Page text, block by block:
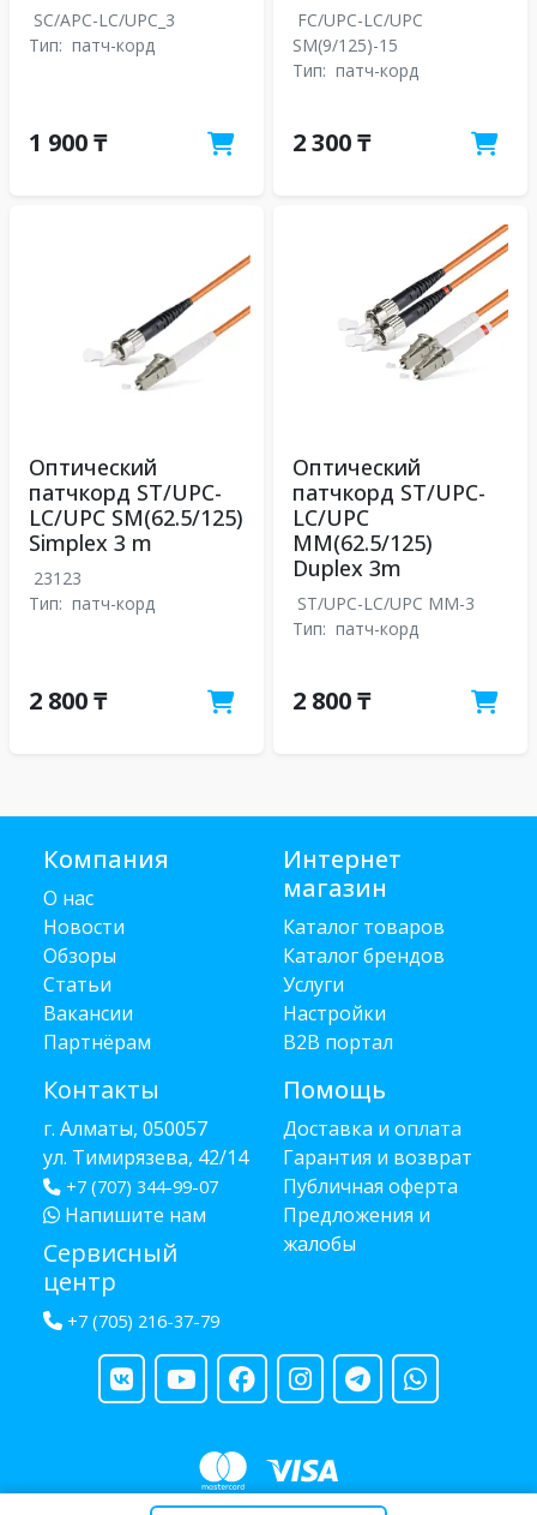
SC/APC-LC/UPC_3
Тип: патч-корд
1 900 ₸
FC/UPC-LC/UPC
SM(9/125)-15
Тип: патч-корд
2 300 ₸
Оптический
патчкорд ST/UPC-
LC/UPC SM(62.5/125)
Simplex 3 m
23123
Тип: патч-корд
2 800 ₸
Оптический
патчкорд ST/UPC-
LC/UPC
MM(62.5/125)
Duplex 3m
ST/UPC-LC/UPC MM-3
Тип: патч-корд
2 800 ₸
Компания
О нас
Новости
Обзоры
Статьи
Вакансии
Партнёрам
Контакты
г. Алматы, 050057
ул. Тимирязева, 42/14
+7 (707) 344-99-07
Напишите нам
Сервисный
центр
+7 (705) 216-37-79
Интернет
магазин
Каталог товаров
Каталог брендов
Услуги
Настройки
B2B портал
Помощь
Доставка и оплата
Гарантия и возврат
Публичная оферта
Предложения и
жалобы